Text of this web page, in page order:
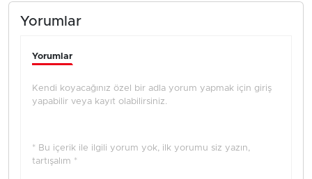
Yorumlar
Yorumlar
Kendi koyacağınız özel bir adla yorum yapmak için giriş
yapabilir veya kayıt olabilirsiniz.
* Bu içerik ile ilgili yorum yok, ilk yorumu siz yazın,
tartışalım *